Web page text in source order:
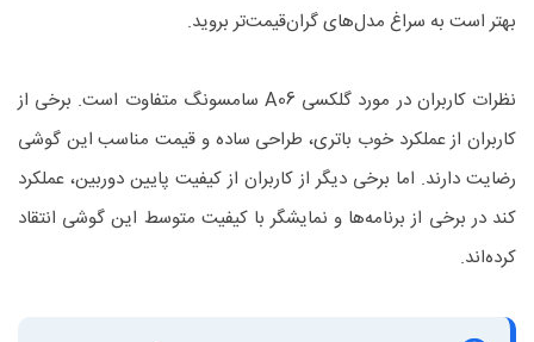
بهتر است به سراغ مدل‌های گران‌قیمت‌تر بروید.
نظرات کاربران در مورد گلکسی A06 سامسونگ متفاوت است. برخی از
کاربران از عملکرد خوب باتری، طراحی ساده و قیمت مناسب این گوشی
رضایت دارند. اما برخی دیگر از کاربران از کیفیت پایین دوربین، عملکرد
کند در برخی از برنامه‌ها و نمایشگر با کیفیت متوسط این گوشی انتقاد
کرده‌اند.